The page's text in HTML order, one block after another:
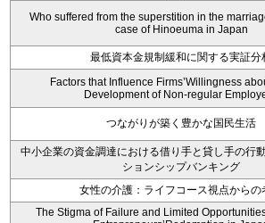
Who suffered from the superstition in the
case of Hinoeuma in Japan
最低資本金規制緩和に関する実証分
Factors that Influence Firms’Willingness
Development of Non-regular
つながりが築く豊かな国民生活
中小企業の資金調達における借り手と貸し手の行
ションシップバンキング
女性の介護：ライフコース視点からの
The Stigma of Failure and Limited